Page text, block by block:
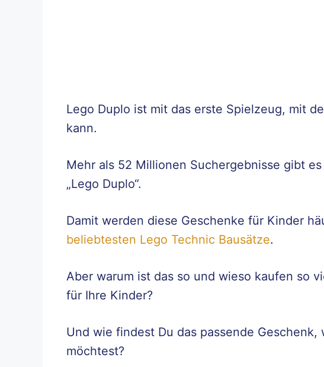
Lego Duplo ist mit das erste Spielzeug, mit
kann.
Mehr als 52 Millionen Suchergebnisse gibt
„Lego Duplo“.
Damit werden diese Geschenke für Kinder
beliebtesten Lego Technic Bausätze.
Aber warum ist das so und wieso kaufen so
für Ihre Kinder?
Und wie findest Du das passende
möchtest?